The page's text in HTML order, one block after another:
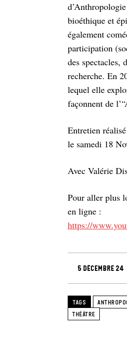
bioéthique et
également
participation
des spectacles,
recherche. En
lequel elle
façonnent de
Entretien
le samedi 18
Avec Valérie
Pour aller plus
en ligne :
https://
5 décembre 24
TAGS
THÉÂTRE